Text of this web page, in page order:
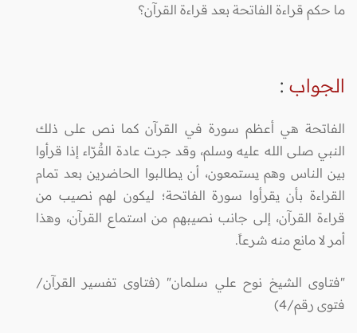
ما حكم قراءة الفاتحة بعد قراءة القرآن؟
الجواب :
الفاتحة هي أعظم سورة في القرآن كما نص على ذلك
النبي صلى الله عليه وسلم، وقد جرت عادة القُرّاء إذا قرأوا
بين الناس وهم يستمعون، أن يطالبوا الحاضرين بعد تمام
القراءة بأن يقرأوا سورة الفاتحة؛ ليكون لهم نصيب من
قراءة القرآن، إلى جانب نصيبهم من استماع القرآن، وهذا
أمر لا مانع منه شرعاً.
"فتاوى الشيخ نوح علي سلمان" (فتاوى تفسير القرآن/
فتوى رقم/4)